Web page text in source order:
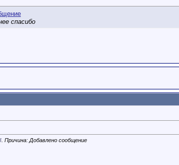
спасибо
. Причина: Добавлено сообщение